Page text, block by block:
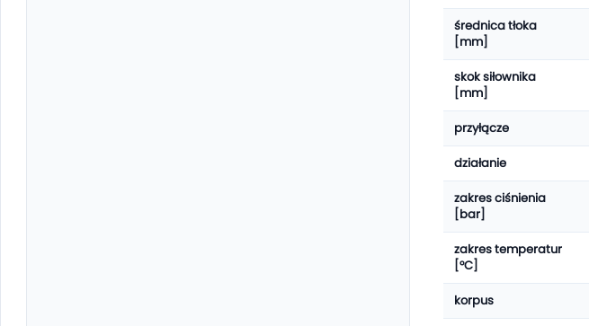
średnica tłoka
[mm]
skok siłownika
[mm]
przyłącze
działanie
zakres ciśnienia
[bar]
zakres temperatur
[°C]
korpus